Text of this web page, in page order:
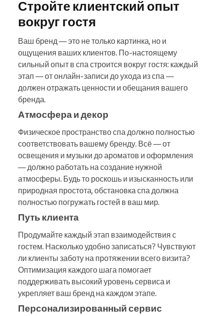
Стройте клиентский опыт
вокруг гостя
Ваш бренд — это не только картинка, но и
ощущения ваших клиентов. По-настоящему
сильный опыт в спа строится вокруг гостя: каждый
этап — от онлайн-записи до ухода из спа —
должен отражать ценности и обещания вашего
бренда.
Атмосфера и декор
Физическое пространство спа должно полностью
соответствовать вашему бренду. Всё — от
освещения и музыки до ароматов и оформления
— должно работать на создание нужной
атмосферы. Будь то роскошь и изысканность или
природная простота, обстановка спа должна
полностью погружать гостей в ваш мир.
Путь клиента
Продумайте каждый этап взаимодействия с
гостем. Насколько удобно записаться? Чувствуют
ли клиенты заботу на протяжении всего визита?
Оптимизация каждого шага помогает
поддерживать высокий уровень сервиса и
укрепляет ваш бренд на каждом этапе.
Персонализированный сервис